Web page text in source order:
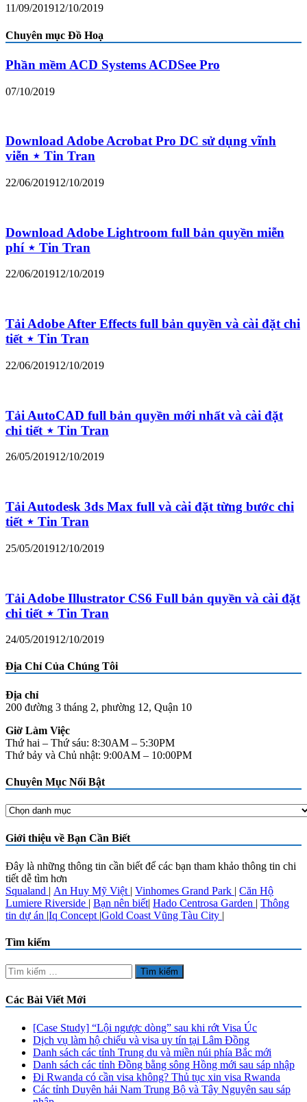
11/09/201912/10/2019
Chuyên mục Đồ Hoạ
Phần mềm ACD Systems ACDSee Pro
07/10/2019
Download Adobe Acrobat Pro DC sử dụng vĩnh
viễn ⋆ Tin Tran
22/06/201912/10/2019
Download Adobe Lightroom full bản quyền miễn
phí ⋆ Tin Tran
22/06/201912/10/2019
Tải Adobe After Effects full bản quyền và cài đặt chi
tiết ⋆ Tin Tran
22/06/201912/10/2019
Tải AutoCAD full bản quyền mới nhất và cài đặt
chi tiết ⋆ Tin Tran
26/05/201912/10/2019
Tải Autodesk 3ds Max full và cài đặt từng bước chi
tiết ⋆ Tin Tran
25/05/201912/10/2019
Tải Adobe Illustrator CS6 Full bản quyền và cài đặt
chi tiết ⋆ Tin Tran
24/05/201912/10/2019
Địa Chỉ Của Chúng Tôi
Địa chỉ
200 đường 3 tháng 2, phường 12, Quận 10
Giờ Làm Việc
Thứ hai – Thứ sáu: 8:30AM – 5:30PM
Thứ bảy và Chủ nhật: 9:00AM – 10:00PM
Chuyên Mục Nổi Bật
Chuyên
Nổi
Bật
Giới thiệu về Bạn Cần Biết
Đây là những thông tin cần biết để các bạn tham khảo thông tin chi
tiết dễ tìm hơn
Squaland | An Huy Mỹ Việt | Vinhomes Grand Park | Căn Hộ
Lumiere Riverside | Bạn nên biết| Hado Centrosa Garden | Thông
tin dự án |Iq Concept |Gold Coast Vũng Tàu City |
Tìm kiếm
Tìm
kiếm
cho:
Các Bài Viết Mới
[Case Study] “Lội ngược dòng” sau khi rớt Visa Úc
Dịch vụ làm hộ chiếu và visa uy tín tại Lâm Đồng
Danh sách các tỉnh Trung du và miền núi phía Bắc mới
Danh sách các tỉnh Đồng bằng sông Hồng mới sau sáp nhập
Đi Rwanda có cần visa không? Thủ tục xin visa Rwanda
Các tỉnh Duyên hải Nam Trung Bộ và Tây Nguyên sau sáp